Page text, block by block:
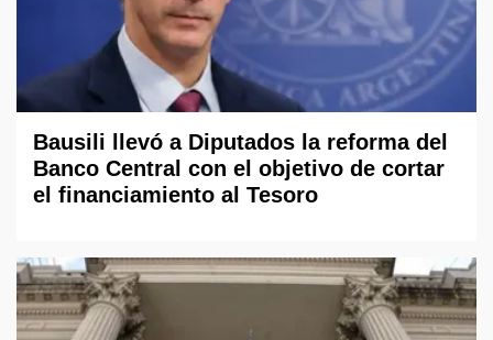
Bausili llevó a Diputados la reforma del
Banco Central con el objetivo de cortar
el financiamiento al Tesoro